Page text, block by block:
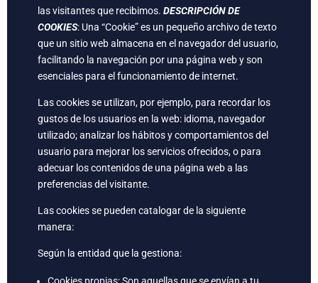
las visitantes que recibimos. DESCRIPCIÓN DE
COOKIES: Una “Cookie” es un pequeño archivo de texto
que un sitio web almacena en el navegador del usuario,
facilitando la navegación por una página web y son
esenciales para el funcionamiento de internet.
Las cookies se utilizan, por ejemplo, para recordar los
gustos de los usuarios en la web: idioma, navegador
utilizado; analizar los hábitos y comportamientos del
usuario para mejorar los servicios ofrecidos, o para
adecuar los contenidos de una página web a las
preferencias del visitante.
Las cookies se pueden catalogar de la siguiente
manera:
Según la entidad que la gestiona: